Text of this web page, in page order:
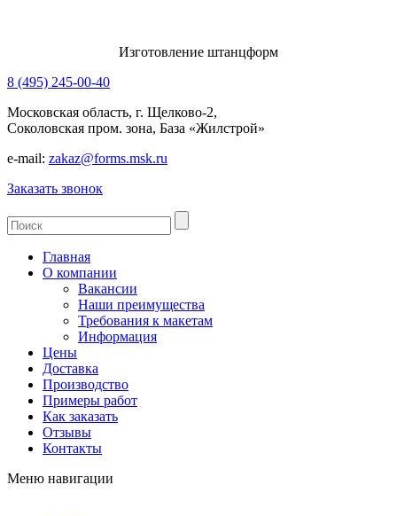
Изготовление штанцформ
8 (495) 245-00-40
Московская область, г. Щелково-2,
Соколовская пром. зона, База «Жилстрой»
e-mail: zakaz@forms.msk.ru
Заказать звонок
Главная
О компании
Вакансии
Наши преимущества
Требования к макетам
Информация
Цены
Доставка
Производство
Примеры работ
Как заказать
Отзывы
Контакты
Меню навигации